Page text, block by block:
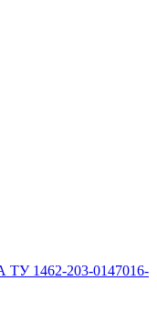
ТУ 1462-203-0147016-